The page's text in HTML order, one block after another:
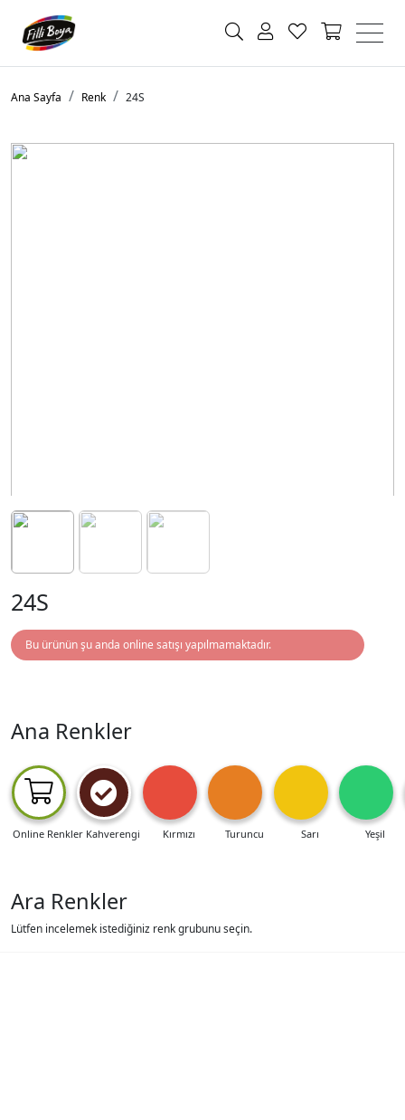
Ana Sayfa Renk 24S
24S
Bu ürünün şu anda online satışı yapılmamaktadır.
Ana Renkler
Online Renkler Kahverengi Kırmızı Turuncu Sarı Yeşil
Ara Renkler
Lütfen incelemek istediğiniz renk grubunu seçin.